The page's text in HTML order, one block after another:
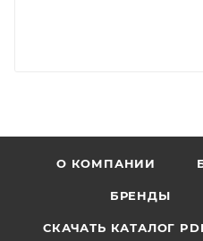
О КОМПАНИИ
БРЕНДЫ
СКАЧАТЬ КАТАЛОГ